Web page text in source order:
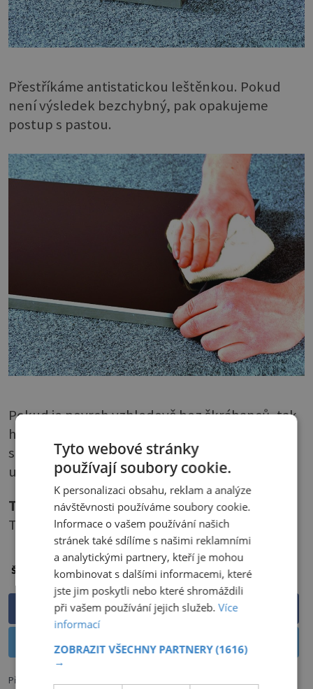
Přestříkáme antistatickou leštěnkou. Pokud
není výsledek bezchybný, pak opakujeme
postup s pastou.
Pokud je povrch vzhledově bez škrábanců, tak
ho už jen ošetříme papírovou utěrkou
s leštidlem a nakonec přetřeme suchou
utěrkou.
Text
: Lenka Korandová,foto: Shutterstock,
Trachea
Štítky: dřevo nábytek oprava nábytku
Sdílet na Facebooku
Předchozí článek
Tyto webové stránky
používají soubory cookie.
K personalizaci obsahu, reklam a analýze
návštěvnosti používáme soubory cookie.
Informace o vašem používání našich
stránek také sdílíme s našimi reklamními
a analytickými partnery, kteří je mohou
kombinovat s dalšími informacemi, které
jste jim poskytli nebo které shromáždili
při vašem používání jejich služeb.Více
informací
ZOBRAZIT VŠECHNY PARTNERY(1616)
→